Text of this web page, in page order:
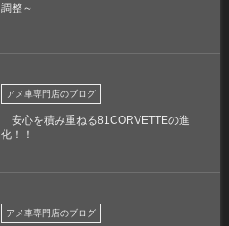
調整～
アメ車専門店のブログ
安心を積み重ねる81CORVETTEの進
化！！
アメ車専門店のブログ